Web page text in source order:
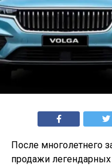
После многолетнего
продажи